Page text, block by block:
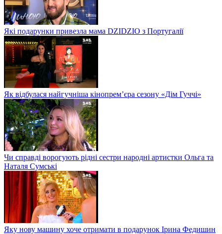
Які подарунки привезла мама DZIDZIO з Португалії
Як відбулася найгучніша кінопрем’єра сезону «Дім Гуччі»
Чи справді ворогують рідні сестри народні артистки Ольга та
Наталя Сумські
Яку нову машину хоче отримати в подарунок Ірина Федишин